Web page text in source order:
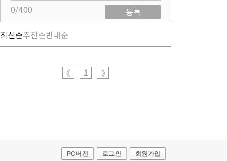
0/400
등록
최신순추천순반대순
《 1 》
PC버전 로그인 회원가입